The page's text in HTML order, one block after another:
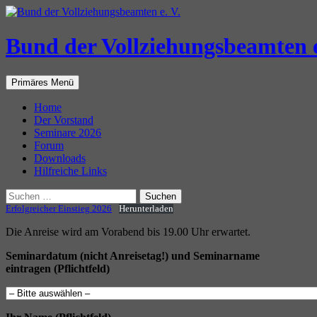
Zum
springen
Bund der Vollziehungsbeamten
Suchen
Primäres Menü
Home
Der Vorstand
Seminare 2026
Forum
Downloads
Hilfreiche Links
Suchen
nach:
Erfolgreicher Einstieg 2026 Herunterladen
Die Anreise wird am Vorabend bis 19.00 Uhr erwartet.
Seminardatum (nicht Anreisetag!) und Seminarname
eintragen (Pflichtfeld)